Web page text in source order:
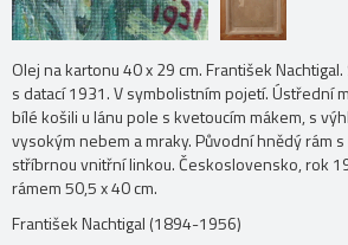
Olej na kartonu 40 x 29 cm. František
s datací 1931. V symbolistním pojetí. Ústřední
bílé košili u lánu pole s kvetoucím mákem, s
vysokým nebem a mraky. Původní hnědý rám
stříbrnou vnitřní linkou. Československo, rok
rámem 50,5 x 40 cm.
František Nachtigal (1894-1956)